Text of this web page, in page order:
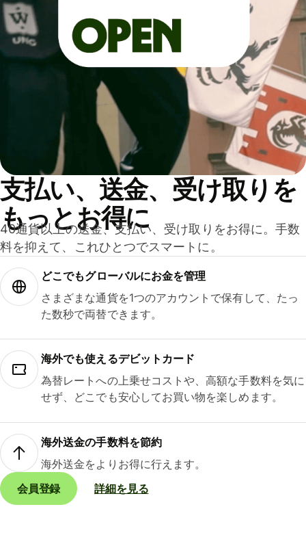
支払い、送金、受け取りを
もっとお得に
40通貨以上の送金、支払い、受け取りをお得に。手数
料を抑えて、これひとつでスマートに。
どこでもグ⁠ロ⁠ー⁠バ⁠ルにお金を管理
さまざまな通貨を1つのアカウントで保有して、たっ
た数秒で両替できます。
海外でも使えるデビットカード
為替レートへの上乗せコストや、高額な手数料を気に
せず、どこでも安心してお買い物を楽しめます。
海外送金の手数料を節約
海外送金をよりお得に行えます。
会員登録
詳細を見る